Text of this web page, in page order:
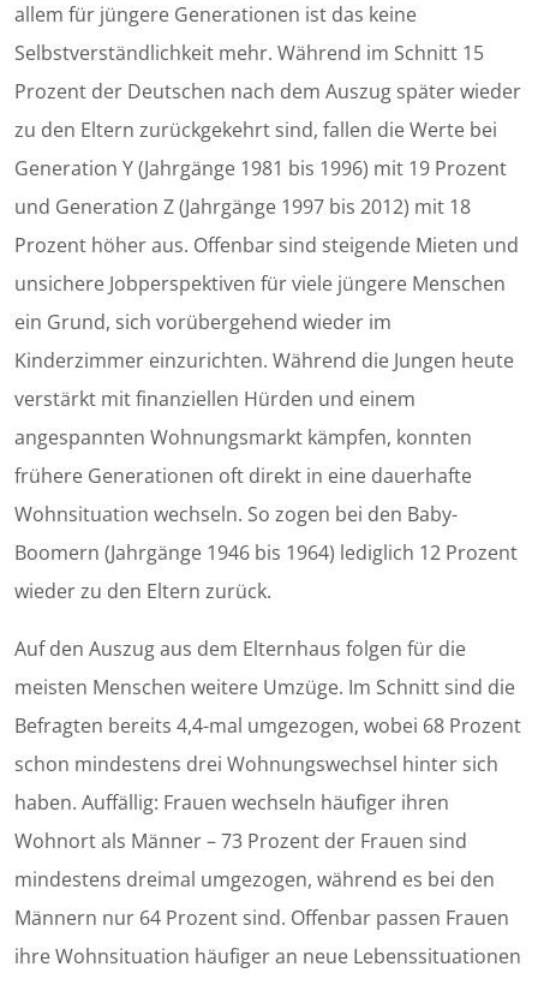
allem für jüngere Generationen ist das keine
Selbstverständlichkeit mehr. Während im Schnitt 15
Prozent der Deutschen nach dem Auszug später wieder
zu den Eltern zurückgekehrt sind, fallen die Werte bei
Generation Y (Jahrgänge 1981 bis 1996) mit 19 Prozent
und Generation Z (Jahrgänge 1997 bis 2012) mit 18
Prozent höher aus. Offenbar sind steigende Mieten und
unsichere Jobperspektiven für viele jüngere Menschen
ein Grund, sich vorübergehend wieder im
Kinderzimmer einzurichten. Während die Jungen heute
verstärkt mit finanziellen Hürden und einem
angespannten Wohnungsmarkt kämpfen, konnten
frühere Generationen oft direkt in eine dauerhafte
Wohnsituation wechseln. So zogen bei den Baby-
Boomern (Jahrgänge 1946 bis 1964) lediglich 12 Prozent
wieder zu den Eltern zurück.
Auf den Auszug aus dem Elternhaus folgen für die
meisten Menschen weitere Umzüge. Im Schnitt sind die
Befragten bereits 4,4-mal umgezogen, wobei 68 Prozent
schon mindestens drei Wohnungswechsel hinter sich
haben. Auffällig: Frauen wechseln häufiger ihren
Wohnort als Männer – 73 Prozent der Frauen sind
mindestens dreimal umgezogen, während es bei den
Männern nur 64 Prozent sind. Offenbar passen Frauen
ihre Wohnsituation häufiger an neue Lebenssituationen